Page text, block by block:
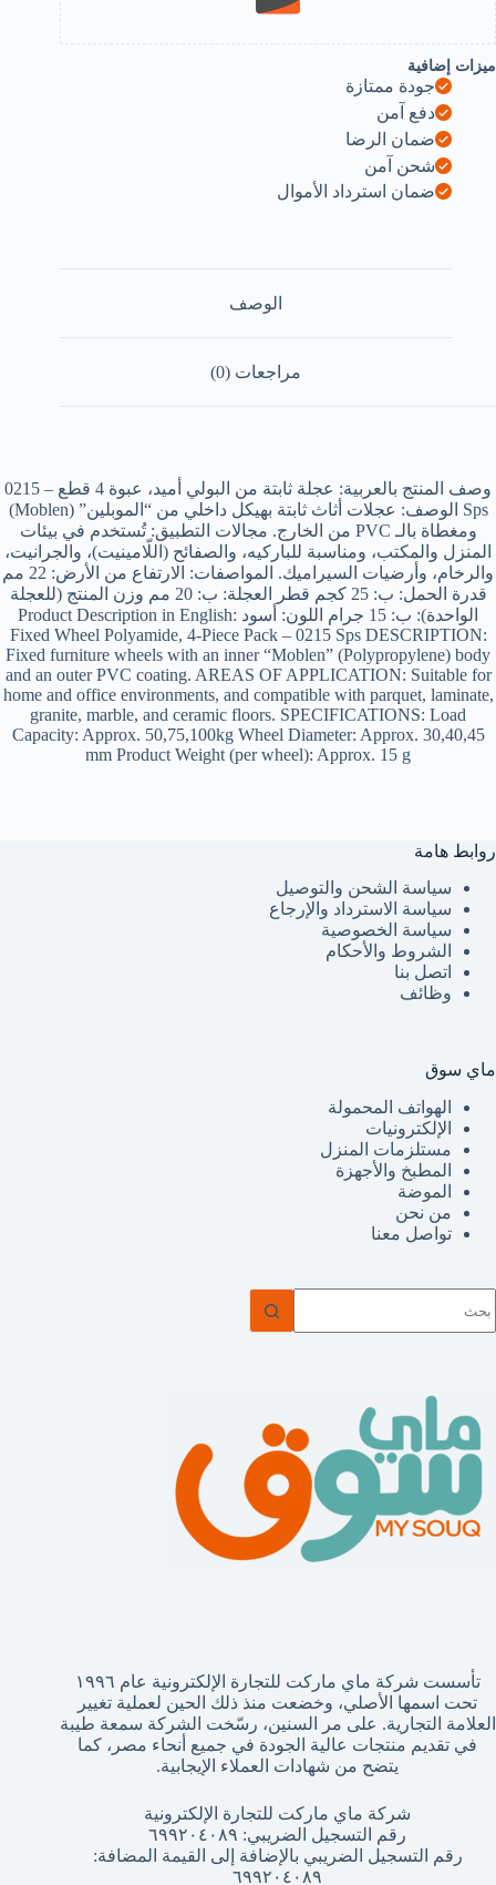
(Black,
Wheel
Dimeter
5Cm
wheels
B0FB2RYR98
ميزات إضافية
جودة ممتازة
دفع آمن
ضمان الرضا
شحن آمن
ضمان استرداد الأموال
الوصف
مراجعات (0)
وصف المنتج بالعربية: عجلة ثابتة من البولي أميد، عبوة 4 قطع – 0215
Sps الوصف: عجلات أثاث ثابتة بهيكل داخلي من “الموبلين” (Moblen)
ومغطاة بالـ PVC من الخارج. مجالات التطبيق: تُستخدم في بيئات
المنزل والمكتب، ومناسبة للباركيه، والصفائح (اللّامينيت)، والجرانيت،
والرخام، وأرضيات السيراميك. المواصفات: الارتفاع من الأرض: 22 مم
قدرة الحمل: ب: 25 كجم قطر العجلة: ب: 20 مم وزن المنتج (للعجلة
الواحدة): ب: 15 جرام اللون: أسود Product Description in English:
Fixed Wheel Polyamide, 4-Piece Pack – 0215 Sps DESCRIPTION:
Fixed furniture wheels with an inner “Moblen” (Polypropylene) body
and an outer PVC coating. AREAS OF APPLICATION: Suitable for
home and office environments, and compatible with parquet, laminate,
granite, marble, and ceramic floors. SPECIFICATIONS: Load
Capacity: Approx. 50,75,100kg Wheel Diameter: Approx. 30,40,45
mm Product Weight (per wheel): Approx. 15 g
روابط هامة
سياسة الشحن والتوصيل
سياسة الاسترداد والإرجاع
سياسة الخصوصية
الشروط والأحكام
اتصل بنا
وظائف
ماي سوق
الهواتف المحمولة
الإلكترونيات
مستلزمات المنزل
المطبخ والأجهزة
الموضة
من نحن
تواصل معنا
توجد
تأسست شركة ماي ماركت للتجارة الإلكترونية عام ١٩٩٦
تحت اسمها الأصلي، وخضعت منذ ذلك الحين لعملية تغيير
العلامة التجارية. على مر السنين، رسّخت الشركة سمعة طيبة
في تقديم منتجات عالية الجودة في جميع أنحاء مصر، كما
يتضح من شهادات العملاء الإيجابية.
شركة ماي ماركت للتجارة الإلكترونية
رقم التسجيل الضريبي: ٦٩٩٢٠٤٠٨٩
رقم التسجيل الضريبي بالإضافة إلى القيمة المضافة:
٦٩٩٢٠٤٠٨٩